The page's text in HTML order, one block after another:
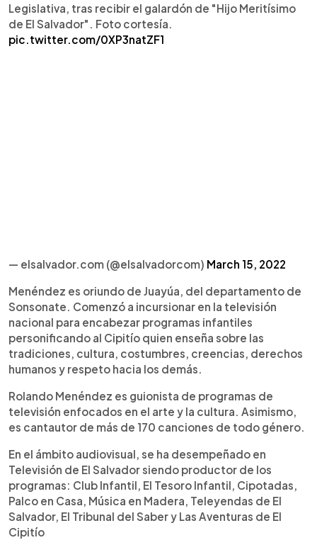
Legislativa, tras recibir el galardón de "Hijo Meritísimo
de El Salvador". Foto cortesía.
pic.twitter.com/0XP3natZF1
— elsalvador.com (@elsalvadorcom) March 15, 2022
Menéndez es oriundo de Juayúa, del departamento de
Sonsonate. Comenzó a incursionar en la televisión
nacional para encabezar programas infantiles
personificando al Cipitío quien enseña sobre las
tradiciones, cultura, costumbres, creencias, derechos
humanos y respeto hacia los demás.
Rolando Menéndez es guionista de programas de
televisión enfocados en el arte y la cultura. Asimismo,
es cantautor de más de 170 canciones de todo género.
En el ámbito audiovisual, se ha desempeñado en
Televisión de El Salvador siendo productor de los
programas: Club Infantil, El Tesoro Infantil, Cipotadas,
Palco en Casa, Música en Madera, Teleyendas de El
Salvador, El Tribunal del Saber y Las Aventuras de El
Cipitío